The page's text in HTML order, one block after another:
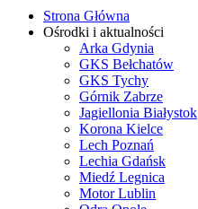
Strona Główna
Ośrodki i aktualności
Arka Gdynia
GKS Bełchatów
GKS Tychy
Górnik Zabrze
Jagiellonia Białystok
Korona Kielce
Lech Poznań
Lechia Gdańsk
Miedź Legnica
Motor Lublin